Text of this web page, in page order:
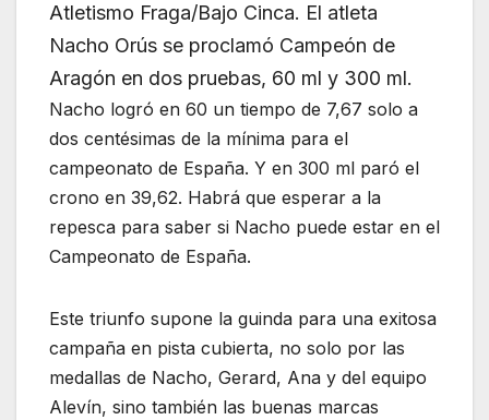
Atletismo Fraga/Bajo Cinca. El atleta
Nacho Orús se proclamó Campeón de
Aragón en dos pruebas, 60 ml y 300 ml.
Nacho logró en 60 un tiempo de 7,67 solo a
dos centésimas de la mínima para el
campeonato de España. Y en 300 ml paró el
crono en 39,62. Habrá que esperar a la
repesca para saber si Nacho puede estar en el
Campeonato de España.
Este triunfo supone la guinda para una exitosa
campaña en pista cubierta, no solo por las
medallas de Nacho, Gerard, Ana y del equipo
Alevín, sino también las buenas marcas